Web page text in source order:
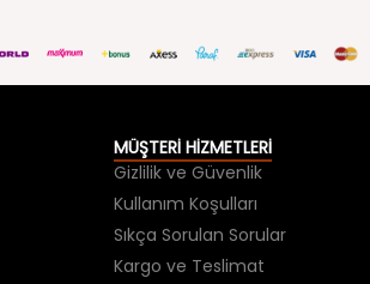
MÜŞTERİ HİZMETLERİ
Gizlilik ve Güvenlik
Kullanım Koşulları
Sıkça Sorulan Sorular
Kargo ve Teslimat